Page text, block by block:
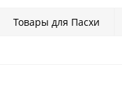
Товары для Пасхи